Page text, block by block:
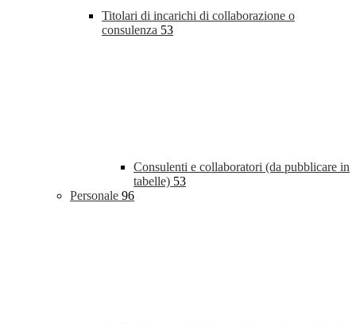
Titolari di incarichi di collaborazione o
consulenza 53
Consulenti e collaboratori (da pubblicare in
tabelle) 53
Personale 96